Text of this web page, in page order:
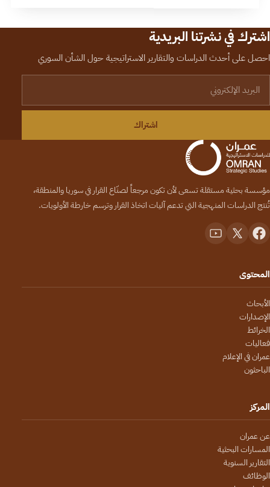
اشترك في نشرتنا البريدية
احصل على أحدث الدراسات والتقارير الاستراتيجية حول الشأن السوري
اشتراك
مؤسسة بحثية مستقلة تسعى لأن تكون مرجعاً لصنّاع القرار في سوريا والمنطقة،
تُنتج الدراسات المنهجية التي تدعم آليات اتخاذ القرار وترسم خارطة الأولويات.
المحتوى
الأبحاث
الإصدارات
الخرائط
فعاليات
عمران في الإعلام
الباحثون
المركز
عن عمران
المسارات البحثية
التقارير السنوية
الوظائف